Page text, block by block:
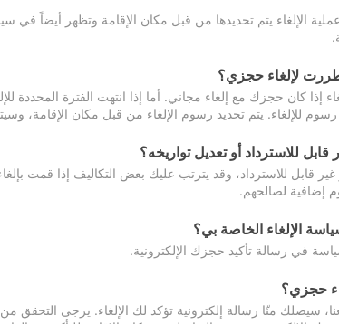
الإلغاء يتم تحديدها من قبل مكان الإقامة وتظهر أيضاً في
لإلغاء حجزي؟
إذا كان حجزك مع إلغاء مجاني. أما إذا انتهت الفترة المحددة
رسوم للإلغاء. يتم تحديد رسوم الإلغاء من قبل مكان الإقامة،
للاسترداد أو تعديل تواريخه؟
غير قابل للاسترداد، وقد يترتب عليك بعض التكاليف إذا قمت
إضافية لصالحهم.
الإلغاء الخاصة بي؟
في رسالة تأكيد حجزك الإلكترونية.
حجزي؟
سيصلك منّا رسالة إلكترونية تؤكد لك الإلغاء. يرجى